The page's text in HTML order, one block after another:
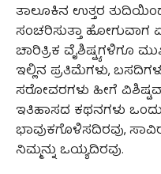
ತಾಲೂಕಿನ ಉತ್ತರ
ಸಂಚರಿಸುತ್ತಾ ಹೋಗುವಾಗ
ಚಾರಿತ್ರಿಕ ವೈಶಿಷ್ಟ್ಯಗಳಿಗೂ
ಇಲ್ಲಿನ ಪ್ರತಿಮೆಗಳು,
ಸರೋವರಗಳು ಹೀಗೆ
ಇತಿಹಾಸದ ಕಥನಗಳು ಒಂದು
ಭಾವುಕಗೊಳಿಸದಿರವು,
ನಿಮ್ಮನ್ನು ಒಯ್ಯದಿರವು.